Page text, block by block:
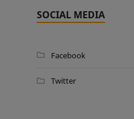
SOCIAL MEDIA
Facebook
Twitter